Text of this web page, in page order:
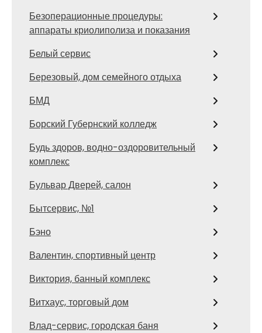
Безоперационные процедуры:
аппараты криолиполиза и показания
Белый сервис
Березовый, дом семейного отдыха
БМД
Борский Губернский колледж
Будь здоров, водно-оздоровительный
комплекс
Бульвар Дверей, салон
Бытсервис, №1
Бэно
Валентин, спортивный центр
Виктория, банный комплекс
Витхаус, торговый дом
Влад-сервис, городская баня